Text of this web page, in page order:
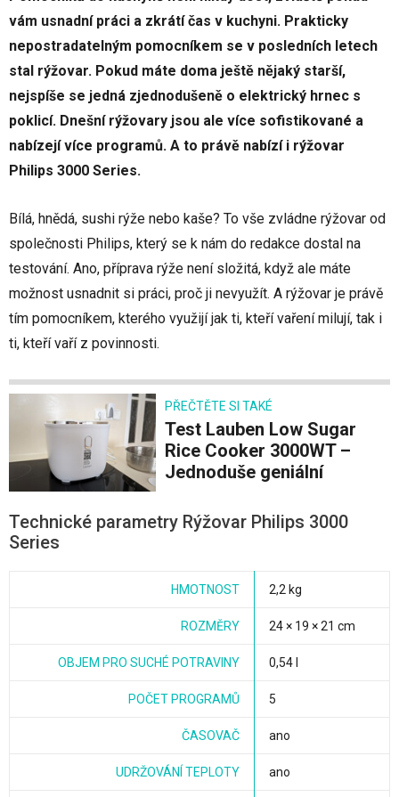
vám usnadní práci a zkrátí čas v kuchyni. Prakticky
nepostradatelným pomocníkem se v posledních letech
stal rýžovar. Pokud máte doma ještě nějaký starší,
nejspíše se jedná zjednodušeně o elektrický hrnec s
poklicí. Dnešní rýžovary jsou ale více sofistikované a
nabízejí více programů. A to právě nabízí i rýžovar
Philips 3000 Series.
Bílá, hnědá, sushi rýže nebo kaše? To vše zvládne rýžovar od
společnosti Philips, který se k nám do redakce dostal na
testování. Ano, příprava rýže není složitá, když ale máte
možnost usnadnit si práci, proč ji nevyužít. A rýžovar je právě
tím pomocníkem, kterého využijí jak ti, kteří vaření milují, tak i
ti, kteří vaří z povinnosti.
PŘEČTĚTE SI TAKÉ
Test Lauben Low Sugar
Rice Cooker 3000WT –
Jednoduše geniální
Technické parametry Rýžovar Philips 3000
Series
HMOTNOST 2,2 kg
ROZMĚRY 24 × 19 × 21 cm
OBJEM PRO SUCHÉ POTRAVINY 0,54 l
POČET PROGRAMŮ 5
ČASOVAČ ano
UDRŽOVÁNÍ TEPLOTY ano